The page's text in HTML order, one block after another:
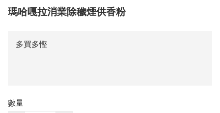
瑪哈嘎拉消業除穢煙供香粉
多買多慳
數量